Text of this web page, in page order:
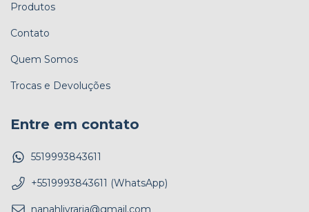
Produtos
Contato
Quem Somos
Trocas e Devoluções
Entre em contato
5519993843611
+5519993843611 (WhatsApp)